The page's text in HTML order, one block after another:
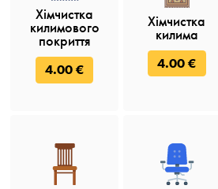
Хімчистка
килимового
покриття
4.00 €
Хімчистка
килима
4.00 €